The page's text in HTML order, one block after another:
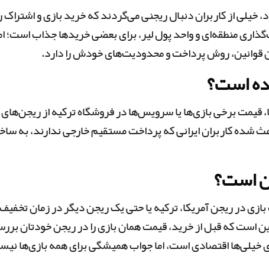
خیلی از کاربران دنبال ریجنی می‌گردند که خرید بازی و اشتراک
منطقه‌ای و واحد پول لیر، برای بعضی خریدها جذاب است؛
قوانین، روش پرداخت و محدودیت‌های خودش را دارد.
است؟
برخی بازی‌ها یا سرویس‌ها در فروشگاه ترکیه از ریجن‌های
شده کاربران ایرانی که پرداخت مستقیم خارجی ندارند، به
است؟
در ریجن آمریکا، ترکیه یا حتی یک ریجن دیگر در زمان تخفیف
است که قبل از خرید، قیمت همان بازی را در ریجن خودتان
خیلی‌ها اقتصادی است، اما جواب همیشگی برای همه بازی‌ها